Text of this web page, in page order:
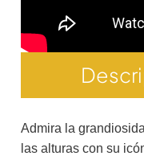
Admira la
las alturas con su